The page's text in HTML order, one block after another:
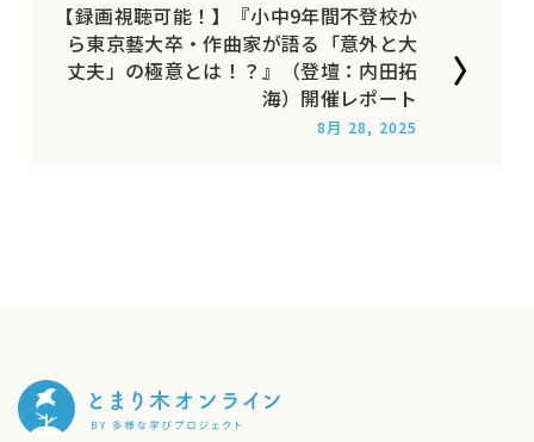
【録画視聴可能！】『小中9年間不登校か
ら東京藝大卒・作曲家が語る「意外と大
丈夫」の極意とは！？』（登壇：内田拓
海）開催レポート
8月 28, 2025